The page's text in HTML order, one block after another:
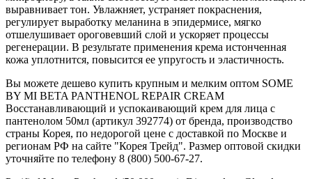
выравнивает тон. Увлажняет, устраняет покраснения,
регулирует выработку меланина в эпидермисе, мягко
отшелушивает ороговевший слой и ускоряет процессы
регенерации. В результате применения крема истонченная
кожа уплотнится, повысится ее упругость и эластичность.
Вы можете дешево купить крупным и мелким оптом SOME
BY MI BETA PANTHENOL REPAIR CREAM
Восстанавливающий и успокаивающий крем для лица с
пантенолом 50мл (артикул 392774) от бренда, производство
страны Корея, по недорогой цене с доставкой по Москве и
регионам РФ на сайте "Корея Трейд". Размер оптовой скидки
уточняйте по телефону 8 (800) 500-67-27.